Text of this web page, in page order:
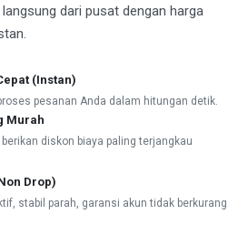
dari pusat dengan harga
(Instan)
pesanan Anda dalam hitungan detik.
Murah
diskon biaya paling terjangkau
Drop)
stabil parah, garansi akun tidak berkurang